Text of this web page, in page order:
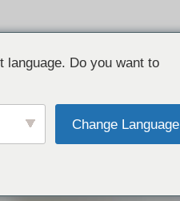
language. Do you want to
Change Language